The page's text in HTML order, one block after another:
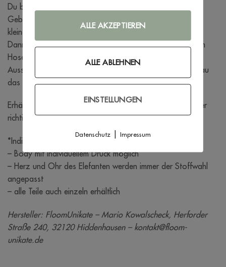
Du bist auf der Suche nach einem schönen Geschenk zur
Geburt oder suchst etwas für Deinen
kleinen Neuankömling?
Dann ist dieses Set, bestehend aus einer super bequemen
Hose, einem Body mit amerikanischem
Ausschnitt und einer Mütze mit passendem Halstuch genau
das Richtige!!
Erhältlich in den Größen 50/56-62/68 – Für die Wahl der
richtigen Größe beachte bitte Größenberatung.
*Individualisierungsoption:*
– Body mit individuellem Druck möglich
– Herz und Ohr des Elefanten werden immer der Stoffwahl
angepasst
– alle Teile auch einzeln erhältlich
Hersteller: FloomUnikate – Mario Kowalscheck, Herforder
Straße 240, 32120 Hiddenhausen – kontakt@floom-
unikate.de
ALLE AKZEPTIEREN
ALLE ABLEHNEN
EINSTELLUNGEN
Datenschutz| Impressum